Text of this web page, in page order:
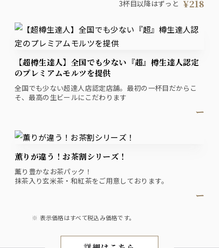
ジャスミンハイ、特濃あがり茶ハイ、りんご酢サワー、すっ
3杯目以降はずっと ¥218
【超樽生達人】全国でも少ない『超』樽生達人認定
のプレミアムモルツを提供
全国でも少ない超達人店認定店舗。最初の一杯目だからこ
そ、最高の生ビールにこだわります
ー
薫りが違う！お茶割シリーズ！
薫り豊かなお茶パック！
抹茶入り玄米茶・和紅茶をご用意しております。
ー
表示価格はすべて税込み価格です。